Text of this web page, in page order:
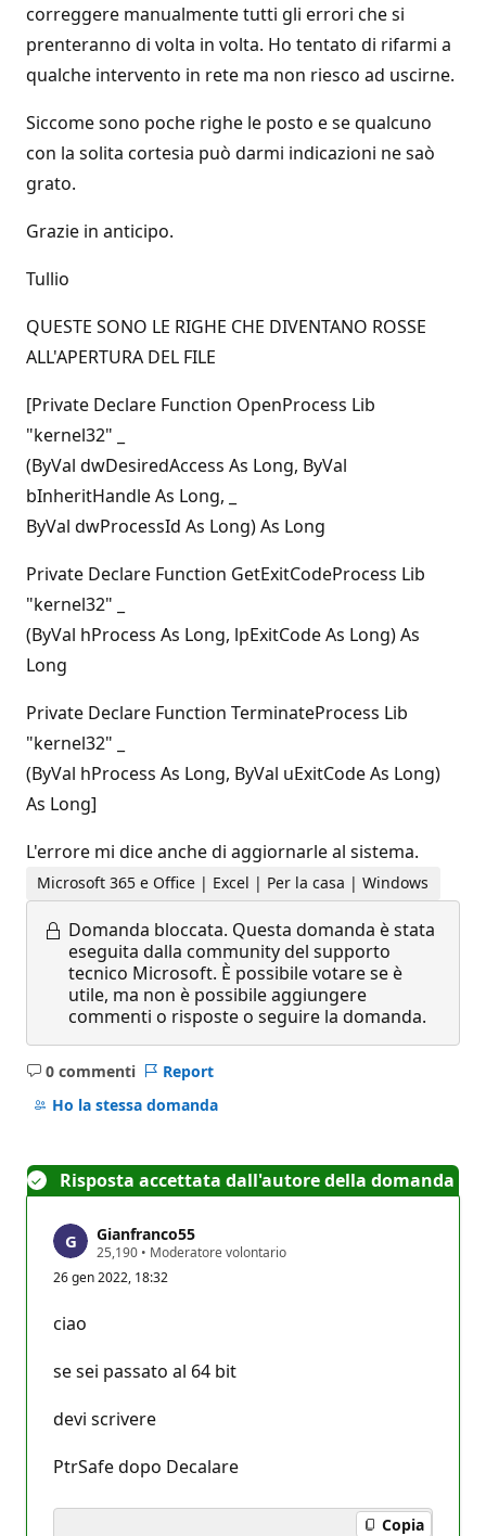
correggere manualmente tutti gli errori che si
prenteranno di volta in volta. Ho tentato di rifarmi a
qualche intervento in rete ma non riesco ad uscirne.
Siccome sono poche righe le posto e se qualcuno
con la solita cortesia può darmi indicazioni ne saò
grato.
Grazie in anticipo.
Tullio
QUESTE SONO LE RIGHE CHE DIVENTANO ROSSE
ALL'APERTURA DEL FILE
[Private Declare Function OpenProcess Lib
"kernel32" _
(ByVal dwDesiredAccess As Long, ByVal
bInheritHandle As Long, _
ByVal dwProcessId As Long) As Long
Private Declare Function GetExitCodeProcess Lib
"kernel32" _
(ByVal hProcess As Long, lpExitCode As Long) As
Long
Private Declare Function TerminateProcess Lib
"kernel32" _
(ByVal hProcess As Long, ByVal uExitCode As Long)
As Long]
L'errore mi dice anche di aggiornarle al sistema.
Microsoft 365 e Office | Excel | Per la casa | Windows
Domanda bloccata. Questa domanda è stata
eseguita dalla community del supporto
tecnico Microsoft. È possibile votare se è
utile, ma non è possibile aggiungere
commenti o risposte o seguire la domanda.
0 commenti
Nessun
commento
Report
Ho la stessa domanda
Risposta accettata dall'autore della domanda
Gianfranco55
25,190 P
n
r
e
u
t
z
i
n
• Moderatore volontario
26 gen 2022, 18:32
ciao
se sei passato al 64 bit
devi scrivere
PtrSafe dopo Decalare
Copia